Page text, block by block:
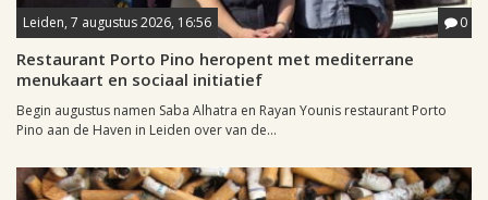
Leiden, 7 augustus 2026, 16:56 0
Restaurant Porto Pino heropent met mediterrane
menukaart en sociaal initiatief
Begin augustus namen Saba Alhatra en Rayan Younis restaurant Porto
Pino aan de Haven in Leiden over van de...